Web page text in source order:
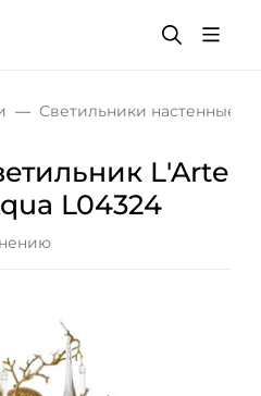
Светильники настенные
L'Arte
L04324